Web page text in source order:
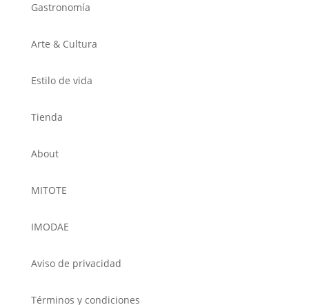
Gastronomía
Arte & Cultura
Estilo de vida
Tienda
About
MITOTE
IMODAE
Aviso de privacidad
Términos y condiciones